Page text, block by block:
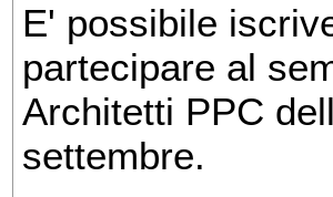
E' possibile
partecipare al
Architetti PPC
settembre.